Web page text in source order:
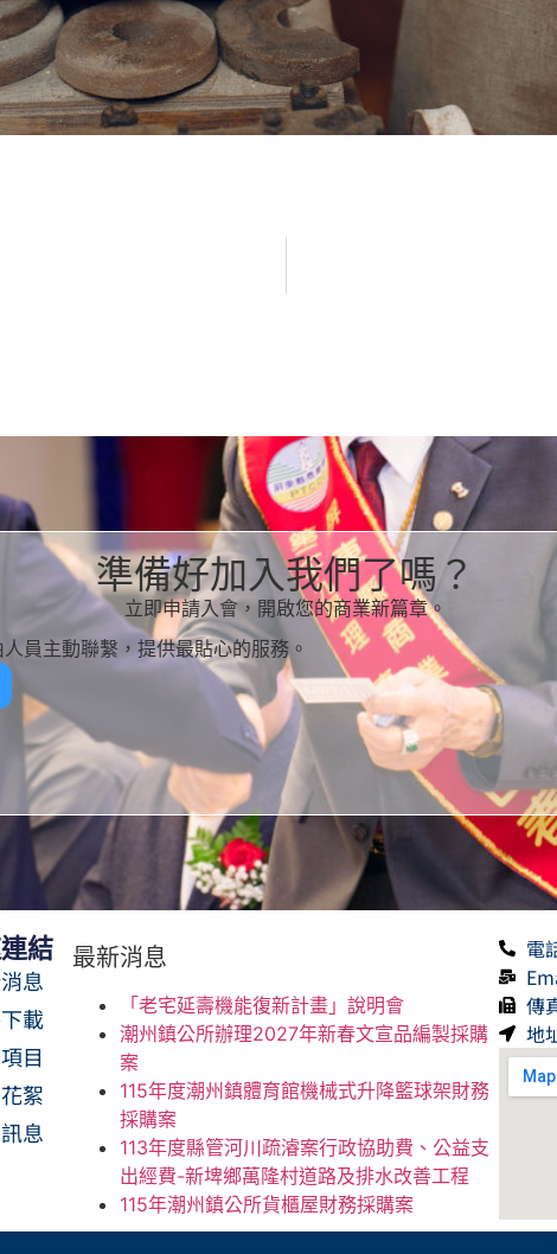
準備好加入我們了嗎？
立即申請入會，開啟您的商業新篇章。
員主動聯繫，提供最貼心的服務。
結
息
載
目
絮
息
最新消息
「老宅延壽機能復新計畫」說明會
潮州鎮公所辦理2027年新春文宣品編製採購
案
115年度潮州鎮體育館機械式升降籃球架財務
採購案
113年度縣管河川疏濬案行政協助費、公益支
出經費-新埤鄉萬隆村道路及排水改善工程
115年潮州鎮公所貨櫃屋財務採購案
電
傳
地